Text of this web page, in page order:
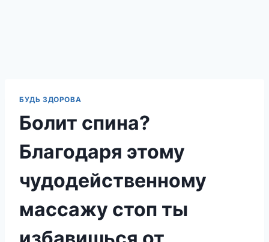
БУДЬ ЗДОРОВА
Болит спина?
Благодаря этому
чудодейственному
массажу стоп ты